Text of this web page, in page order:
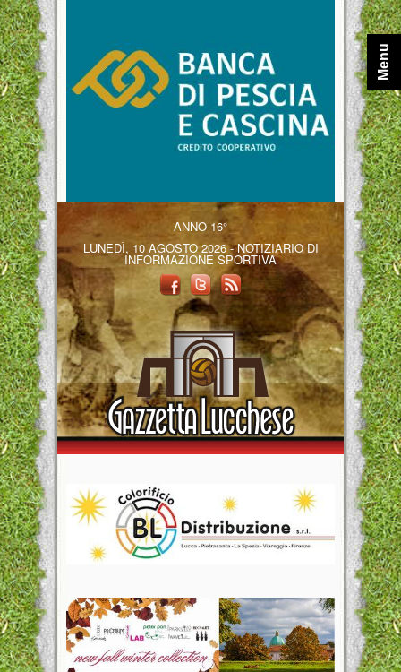
ANNO 16°
LUNEDÌ, 10 AGOSTO 2026 - NOTIZIARIO DI
INFORMAZIONE SPORTIVA
Menu